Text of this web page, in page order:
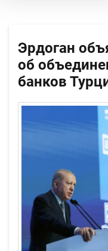
Эрдоган
об
банков